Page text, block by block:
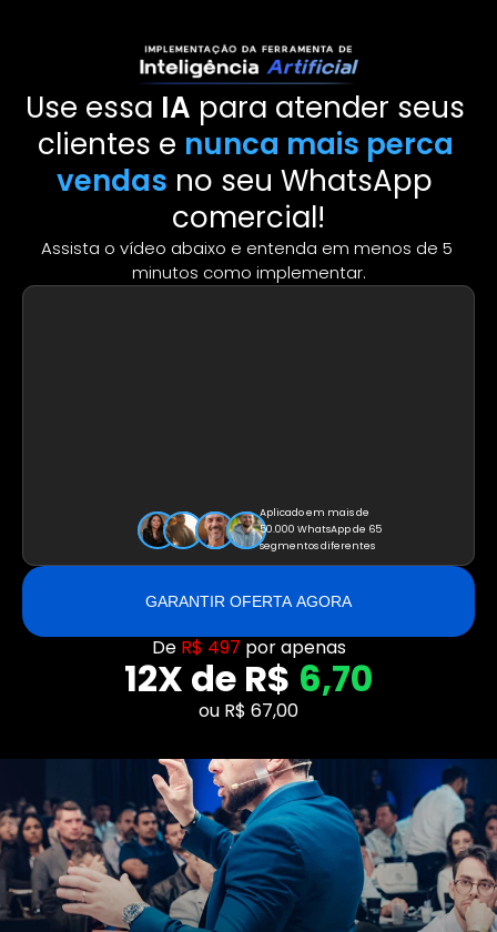
Use essa IA para atender seus
clientes e nunca mais perca
vendas no seu WhatsApp
comercial!
Assista o vídeo abaixo e entenda em menos de 5
minutos como implementar.
Aplicado em mais de
50.000 WhatsApp de 65
segmentos diferentes
GARANTIR OFERTA AGORA
De R$ 497 por apenas
12X de R$ 6,70
ou R$ 67,00